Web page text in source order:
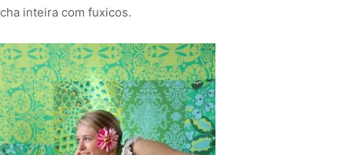
inteira com fuxicos.